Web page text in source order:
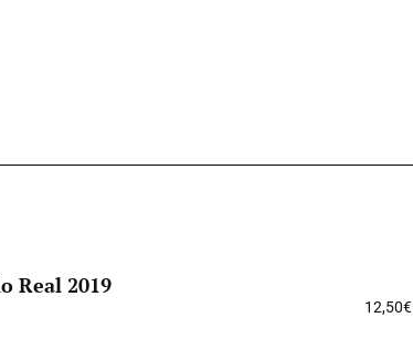
Real 2019
12,50€